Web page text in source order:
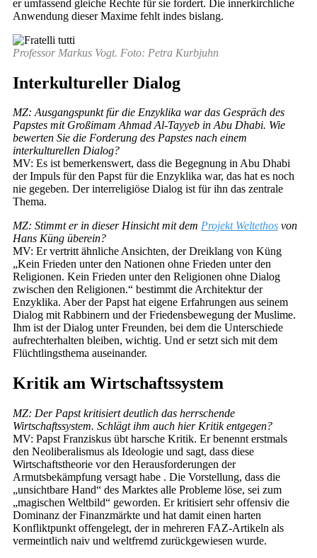
er umfassend gleiche Rechte für sie fordert. Die innerkirchliche
Anwendung dieser Maxime fehlt indes bislang.
Professor Markus Vogt. Foto: Petra Kurbjuhn
Interkultureller Dialog
MZ: Ausgangspunkt für die Enzyklika war das Gespräch des
Papstes mit Großimam Ahmad Al-Tayyeb in Abu Dhabi. Wie
bewerten Sie die Forderung des Papstes nach einem
interkulturellen Dialog?
MV: Es ist bemerkenswert, dass die Begegnung in Abu Dhabi
der Impuls für den Papst für die Enzyklika war, das hat es noch
nie gegeben. Der interreligiöse Dialog ist für ihn das zentrale
Thema.
MZ: Stimmt er in dieser Hinsicht mit dem Projekt Weltethos von
Hans Küng überein?
MV: Er vertritt ähnliche Ansichten, der Dreiklang von Küng
„Kein Frieden unter den Nationen ohne Frieden unter den
Religionen. Kein Frieden unter den Religionen ohne Dialog
zwischen den Religionen.“ bestimmt die Architektur der
Enzyklika. Aber der Papst hat eigene Erfahrungen aus seinem
Dialog mit Rabbinern und der Friedensbewegung der Muslime.
Ihm ist der Dialog unter Freunden, bei dem die Unterschiede
aufrechterhalten bleiben, wichtig. Und er setzt sich mit dem
Flüchtlingsthema auseinander.
Kritik am Wirtschaftssystem
MZ: Der Papst kritisiert deutlich das herrschende
Wirtschaftssystem. Schlägt ihm auch hier Kritik entgegen?
MV: Papst Franziskus übt harsche Kritik. Er benennt erstmals
den Neoliberalismus als Ideologie und sagt, dass diese
Wirtschaftstheorie vor den Herausforderungen der
Armutsbekämpfung versagt habe . Die Vorstellung, dass die
„unsichtbare Hand“ des Marktes alle Probleme löse, sei zum
„magischen Weltbild“ geworden. Er kritisiert sehr offensiv die
Dominanz der Finanzmärkte und hat damit einen harten
Konfliktpunkt offengelegt, der in mehreren FAZ-Artikeln als
vermeintlich naiv und weltfremd zurückgewiesen wurde.